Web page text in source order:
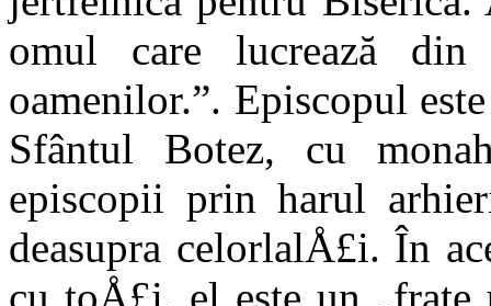
omul care lucrează din
oamenilor.”. Episcopul
Sfântul Botez, cu
episcopii prin harul
deasupra celorlalÅ£i. În